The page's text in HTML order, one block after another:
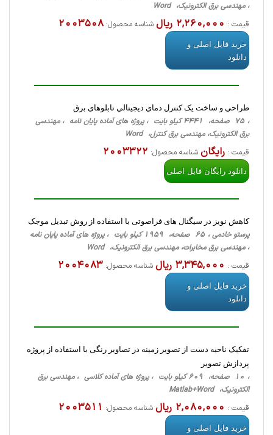
، مهندسی برق الکترونیک، Word
قیمت : 2,260,000 ریال شناسه محصول: 2003508
خرید فایل اصلی و
دانلود
طراحي و ساخت يک کنترل دماي ديجيتالي تابلوهای برق
، 75 صفحه، 4441 کیلو بایت ، پروژه های آماده پایان نامه ، مهندسی
برق الکترونیک، مهندسی برق کنترل، Word
قیمت : رایگانشناسه محصول: 2003322
دانلود رایگان فایل اصلی
کاهش نویز در سیگنال های فراصوتی با استفاده از روش تبدیل موجک
پرستو خادمی ، 65 صفحه، 1959 کیلو بایت ، پروژه های آماده پایان نامه
، مهندسی برق مخابرات، مهندسی برق الکترونیک، Word
قیمت : 3,345,000 ریال شناسه محصول: 2004083
خرید فایل اصلی و
دانلود
تفکیک ناحیه دست از تصویر زمینه در تصاویر رنگی با استفاده از پروژه
پردازش تصویر
، 10 صفحه، 609 کیلو بایت ، پروژه های آماده کلاسی ، مهندسی برق
الکترونیک، Matlab+Word
قیمت : 2,080,000 ریال شناسه محصول: 2003511
خرید فایل اصلی و